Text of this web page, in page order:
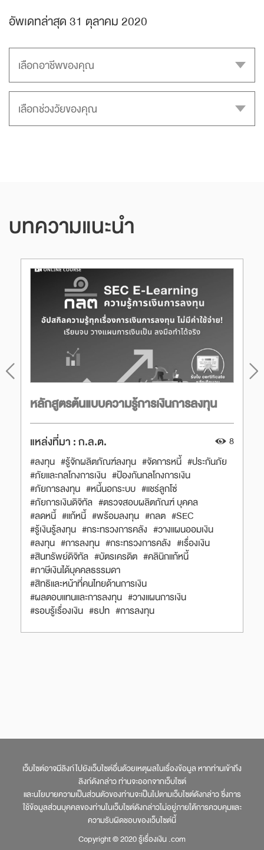
อัพเดทล่าสุด 31 ตุลาคม 2020
บทความแนะนำ
หลักสูตรต้นแบบความรู้การเงินการลงทุน
แหล่งที่มา :ก.ล.ต.
#ลงทุน #รู้จักผลิตภัณฑ์ลงทุน #จัดการหนี้ #ประกันภัย
#ภัยและกลโกงการเงิน #ป้องกันกลโกงการเงิน
#ภัยการลงทุน #หนี้นอกระบบ #แชร์ลูกโซ่
#ภัยการเงินดิจิทัล #ตรวจสอบผลิตภัณฑ์ บุคคล
#ลดหนี้ #แก้หนี้ #พร้อมลงทุน #กลต #SEC
#รู้เงินรู้ลงทุน #กระทรวงการคลัง #วางแผนออมเงิน
#ลงทุน #การลงทุน #กระทรวงการคลัง #เรื่องเงิน
#สินทรัพย์ดิจิทัล #บัตรเครดิต #คลินิกแก้หนี้
#ภาษีเงินได้บุคคลธรรมดา
#สิทธิและหน้าที่คนไทยด้านการเงิน
#ผลตอบแทนและการลงทุน #วางแผนการเงิน
#รอบรู้เรื่องเงิน #ธปท #การลงทุน
8
เว็บไซต์อาจมีลิงก์ไปยังเว็บไซต์อื่นด้วยเหตุผลในเรื่องข้อมูล หากท่านเข้าถึง
ลิงก์ดังกล่าว ท่านจะออกจากเว็บไซต์
และนโยบายความเป็นส่วนตัวของท่านจะเป็นไปตามเว็บไซต์ดังกล่าว ซึ่งการ
ใช้ข้อมูลส่วนบุคคลของท่านในเว็บไซต์ดังกล่าวไม่อยู่ภายใต้การควบคุมและ
ความรับผิดชอบของเว็บไซต์นี้
Copyright © 2020 รู้เรื่องเงิน .com